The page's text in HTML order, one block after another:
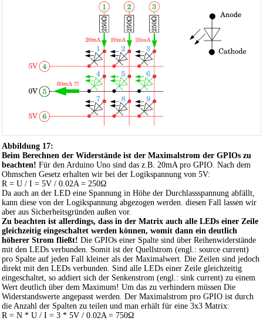
Abbildung 17:
Beim Berechnen der Widerstände ist der Maximalstrom der GPIOs zu
beachten! Für den Arduino Uno sind das z.B. 20mA pro GPIO. Nach dem
Ohmschen Gesetz erhalten wir bei der Logikspannung von 5V:
R = U / I = 5V / 0.02A = 250Ω
Da auch an der LED eine Spannung in Höhe der Durchlassspannung abfällt,
kann diese von der Logikspannung abgezogen werden. diesen Fall lassen wir
aber aus Sicherheitsgründen außen vor.
Zu beachten ist allerdings, dass in der Matrix auch alle LEDs einer Zeile
gleichzeitig eingeschaltet werden können, womit dann ein deutlich
höherer Strom fließt! Die GPIOs einer Spalte sind über Reihenwiderstände
mit den LEDs verbunden. Somit ist der Quellstrom (engl.: source current)
pro Spalte auf jeden Fall kleiner als der Maximalwert. Die Zeilen sind jedoch
direkt mit den LEDs verbunden. Sind alle LEDs einer Zeile gleichzeitig
eingeschaltet, so addiert sich der Senkenstrom (engl.: sink current) zu einem
Wert deutlich über dem Maximum! Um das zu verhindern müssen Die
Widerstandswerte angepasst werden. Der Maximalstrom pro GPIO ist durch
die Anzahl der Spalten zu teilen und man erhält für eine 3x3 Matrix:
R = N * U / I = 3 * 5V / 0.02A = 750Ω